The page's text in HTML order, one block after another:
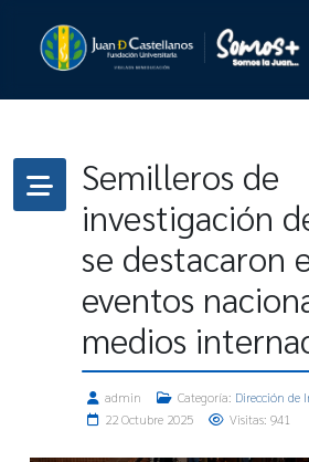
Semilleros de
investigación
se destacaron
eventos
medios
admin Categoría: Dirección de
22 Octubre 2025
Visitas: 941